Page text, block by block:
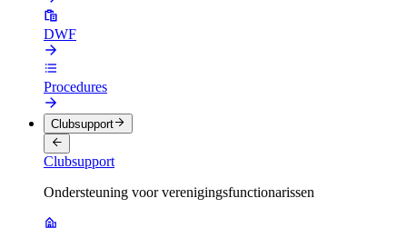
DWF
Procedures
Clubsupport
Clubsupport
Ondersteuning voor verenigingsfunctionarissen